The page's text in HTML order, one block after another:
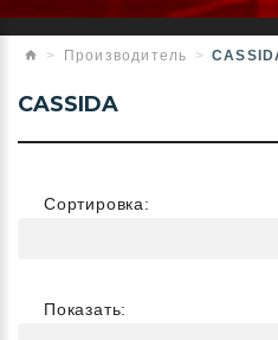
Производитель
CASSIDA
Сортировка:
Показать: